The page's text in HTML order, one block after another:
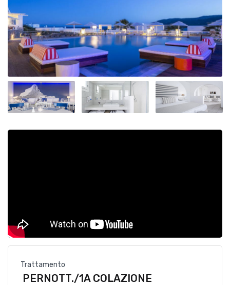
Trattamento
PERNOTT./1A COLAZIONE